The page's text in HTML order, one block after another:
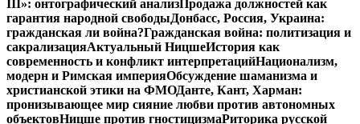
III»: онтографический анализПродажа должностей как
гарантия народной свободыДонбасс, Россия, Украина:
гражданская ли война?Гражданская война: политизация и
сакрализацияАктуальный НицшеИстория как
современность и конфликт интерпретацийНационализм,
модерн и Римская империяОбсуждение шаманизма и
христианской этики на ФМОДанте, Кант, Харман:
пронизывающее мир сияние любви против автономных
объектовНицше против гностицизмаРиторика русской